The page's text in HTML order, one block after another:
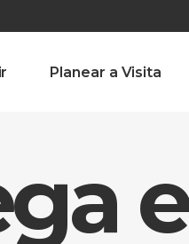
Planear a Visita
e